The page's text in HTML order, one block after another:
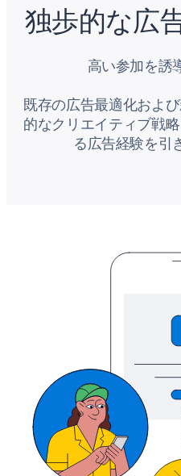
独歩的な広
高い参加を誘
既存の広告最適化およ
的なクリエイティブ戦
る広告経験を引